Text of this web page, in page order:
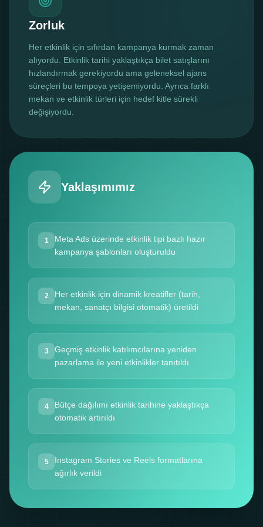
Zorluk
Her etkinlik için sıfırdan kampanya kurmak zaman
alıyordu. Etkinlik tarihi yaklaştıkça bilet satışlarını
hızlandırmak gerekiyordu ama geleneksel ajans
süreçleri bu tempoya yetişemiyordu. Ayrıca farklı
mekan ve etkinlik türleri için hedef kitle sürekli
değişiyordu.
Yaklaşımımız
1
Meta Ads üzerinde etkinlik tipi bazlı hazır
kampanya şablonları oluşturuldu
2
Her etkinlik için dinamik kreatifler (tarih,
mekan, sanatçı bilgisi otomatik) üretildi
3
Geçmiş etkinlik katılımcılarına yeniden
pazarlama ile yeni etkinlikler tanıtıldı
4
Bütçe dağılımı etkinlik tarihine yaklaştıkça
otomatik artırıldı
5
Instagram Stories ve Reels formatlarına
ağırlık verildi